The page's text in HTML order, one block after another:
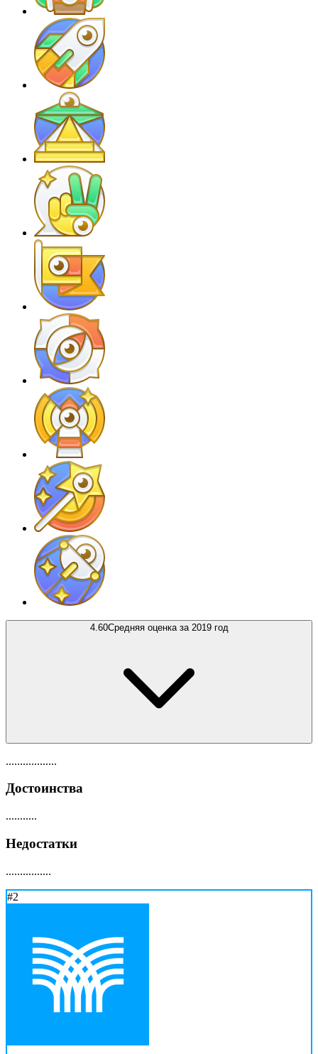
4.60Средняя оценка за 2019 год
..................
Достоинства
...........
Недостатки
................
#2